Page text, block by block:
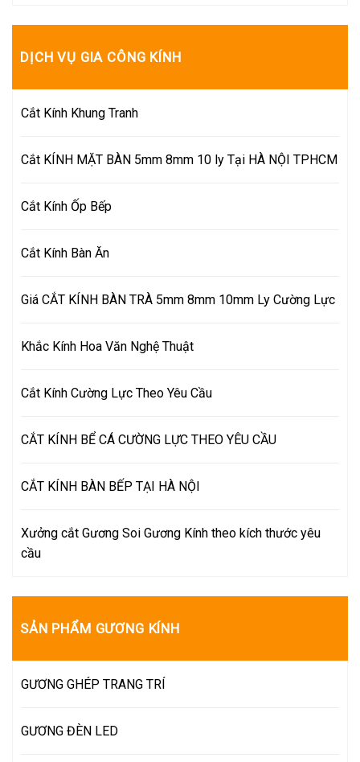
DỊCH VỤ GIA CÔNG KÍNH
Cắt Kính Khung Tranh
Cắt KÍNH MẶT BÀN 5mm 8mm 10 ly Tại HÀ NỘI TPHCM
Cắt Kính Ốp Bếp
Cắt Kính Bàn Ăn
Giá CẮT KÍNH BÀN TRÀ 5mm 8mm 10mm Ly Cường Lực
Khắc Kính Hoa Văn Nghệ Thuật
Cắt Kính Cường Lực Theo Yêu Cầu
CẮT KÍNH BỂ CÁ CƯỜNG LỰC THEO YÊU CẦU
CẮT KÍNH BÀN BẾP TẠI HÀ NỘI
Xưởng cắt Gương Soi Gương Kính theo kích thước yêu
cầu
SẢN PHẨM GƯƠNG KÍNH
GƯƠNG GHÉP TRANG TRÍ
GƯƠNG ĐÈN LED